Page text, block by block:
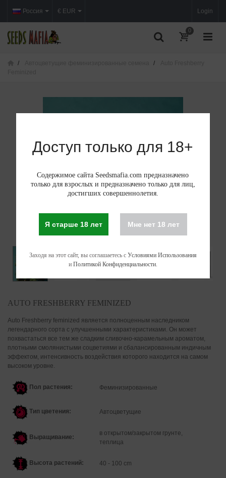
Россия Login
€ EUR
0
AUTO FRESHBERRY FEMINIZED
Auto Freshberry feminized является полноценным наследником
легендарного сорта с улучшенными характеристиками. Он может
похвастаться все тем же сладким сливочно-карамельным ароматом,
плотными смолянистыми соцветиями и сбалансированным индичным
эффектом, интенсивность воздействия которого находится на самом
высоком уровне.
Пол растения: Феминизированные
Тип цветения: Автоцветущие
Выращивание:
в открытом/закрытом грунте,
теплица
Высота растений: 40 - 100 cm
Доступ только для 18+
Содержимое сайта Seedsmafia.com предназначено
только для взрослых и предназначено только для лиц,
достигших совершеннолетия.
Я старше 18 лет Мне нет 18 лет
Заходя на этот сайт, вы соглашаетесь с Условиями Использования
и Политикой Конфиденциальности.